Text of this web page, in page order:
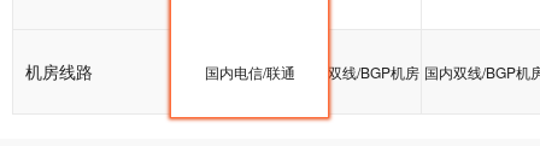
机房线路 国内双线/BGP机房 国内双线/BGP机房 国内双线/BGP机
国内电信/联通